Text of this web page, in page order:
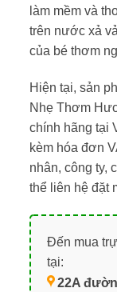
làm mềm và
trên nước xả
của bé thơm
Hiện tại, sản
Nhẹ Thơm
chính hãng tại
kèm hóa đơn
nhân, công ty,
thể liên hệ đặt
Đến mua
tại:
22A